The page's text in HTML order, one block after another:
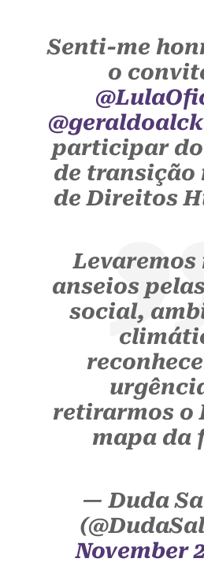
Senti-me
o
participar
de transição
de Direitos
Levaremos
anseios
social,
retirarmos o
mapa da
— Duda
November